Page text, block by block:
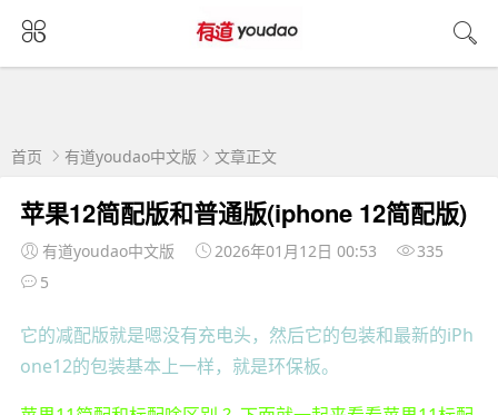
首页 有道youdao中文版 文章正文
苹果12简配版和普通版(iphone 12简配版)
有道youdao中文版 2026年01月12日 00:53
335
5
它的减配版就是嗯没有充电头，然后它的包装和最新的iPh
one12的包装基本上一样，就是环保板。